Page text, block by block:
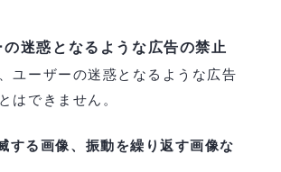
の迷惑となるような広告の禁止
ユーザーの迷惑となるような広告
はできません。
する画像、振動を繰り返す画像な